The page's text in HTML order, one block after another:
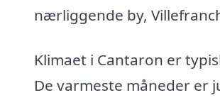
nærliggende by,
Klimaet i Cantaron er
De varmeste måneder er